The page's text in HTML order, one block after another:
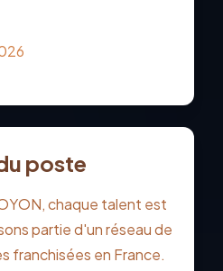
poste
chaque talent est
partie d'un réseau de
franchisées en France.